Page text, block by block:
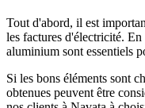
Tout d'abord, il est
les factures d'électricité. En
aluminium sont essentiels
Si les bons éléments sont
obtenues peuvent être